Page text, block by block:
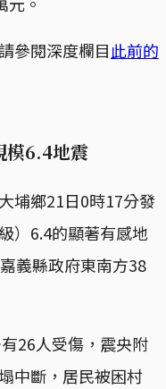
參閱深度欄目此前的
模6.4地震
埔鄉21日0時17分發
）6.4的顯著有感地
義縣政府東南方38
26人受傷，震央附
中斷，居民被困村